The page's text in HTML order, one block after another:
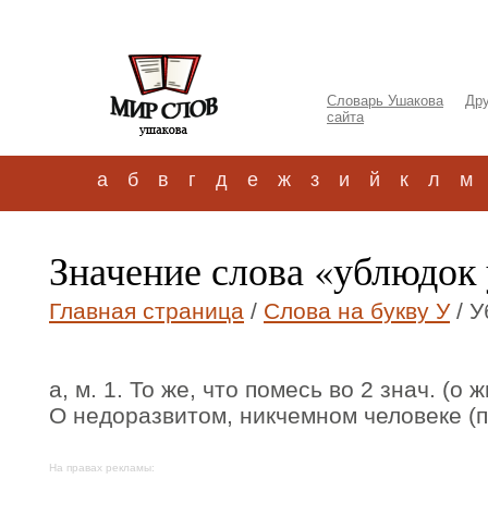
Словарь Ушакова
сайта
а б в г д е ж з и й к л м
Значение слова
Главная страница / Слова на букву У/
а, м. 1. То же, что помесь во 2 знач. (о
О недоразвитом, никчемном человеке
На правах рекламы: